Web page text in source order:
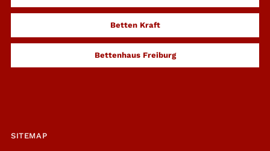
Betten Kraft
Bettenhaus Freiburg
SITEMAP